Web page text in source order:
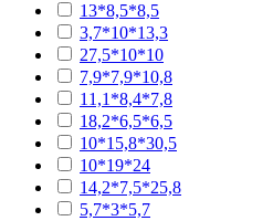
13*8,5*8,5
3,7*10*13,3
27,5*10*10
7,9*7,9*10,8
11,1*8,4*7,8
18,2*6,5*6,5
10*15,8*30,5
10*19*24
14,2*7,5*25,8
5,7*3*5,7